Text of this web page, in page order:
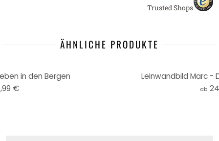
Trusted Shops
ÄHNLICHE PRODUKTE
in den Bergen
€
Leinwandbild Marc -
ab